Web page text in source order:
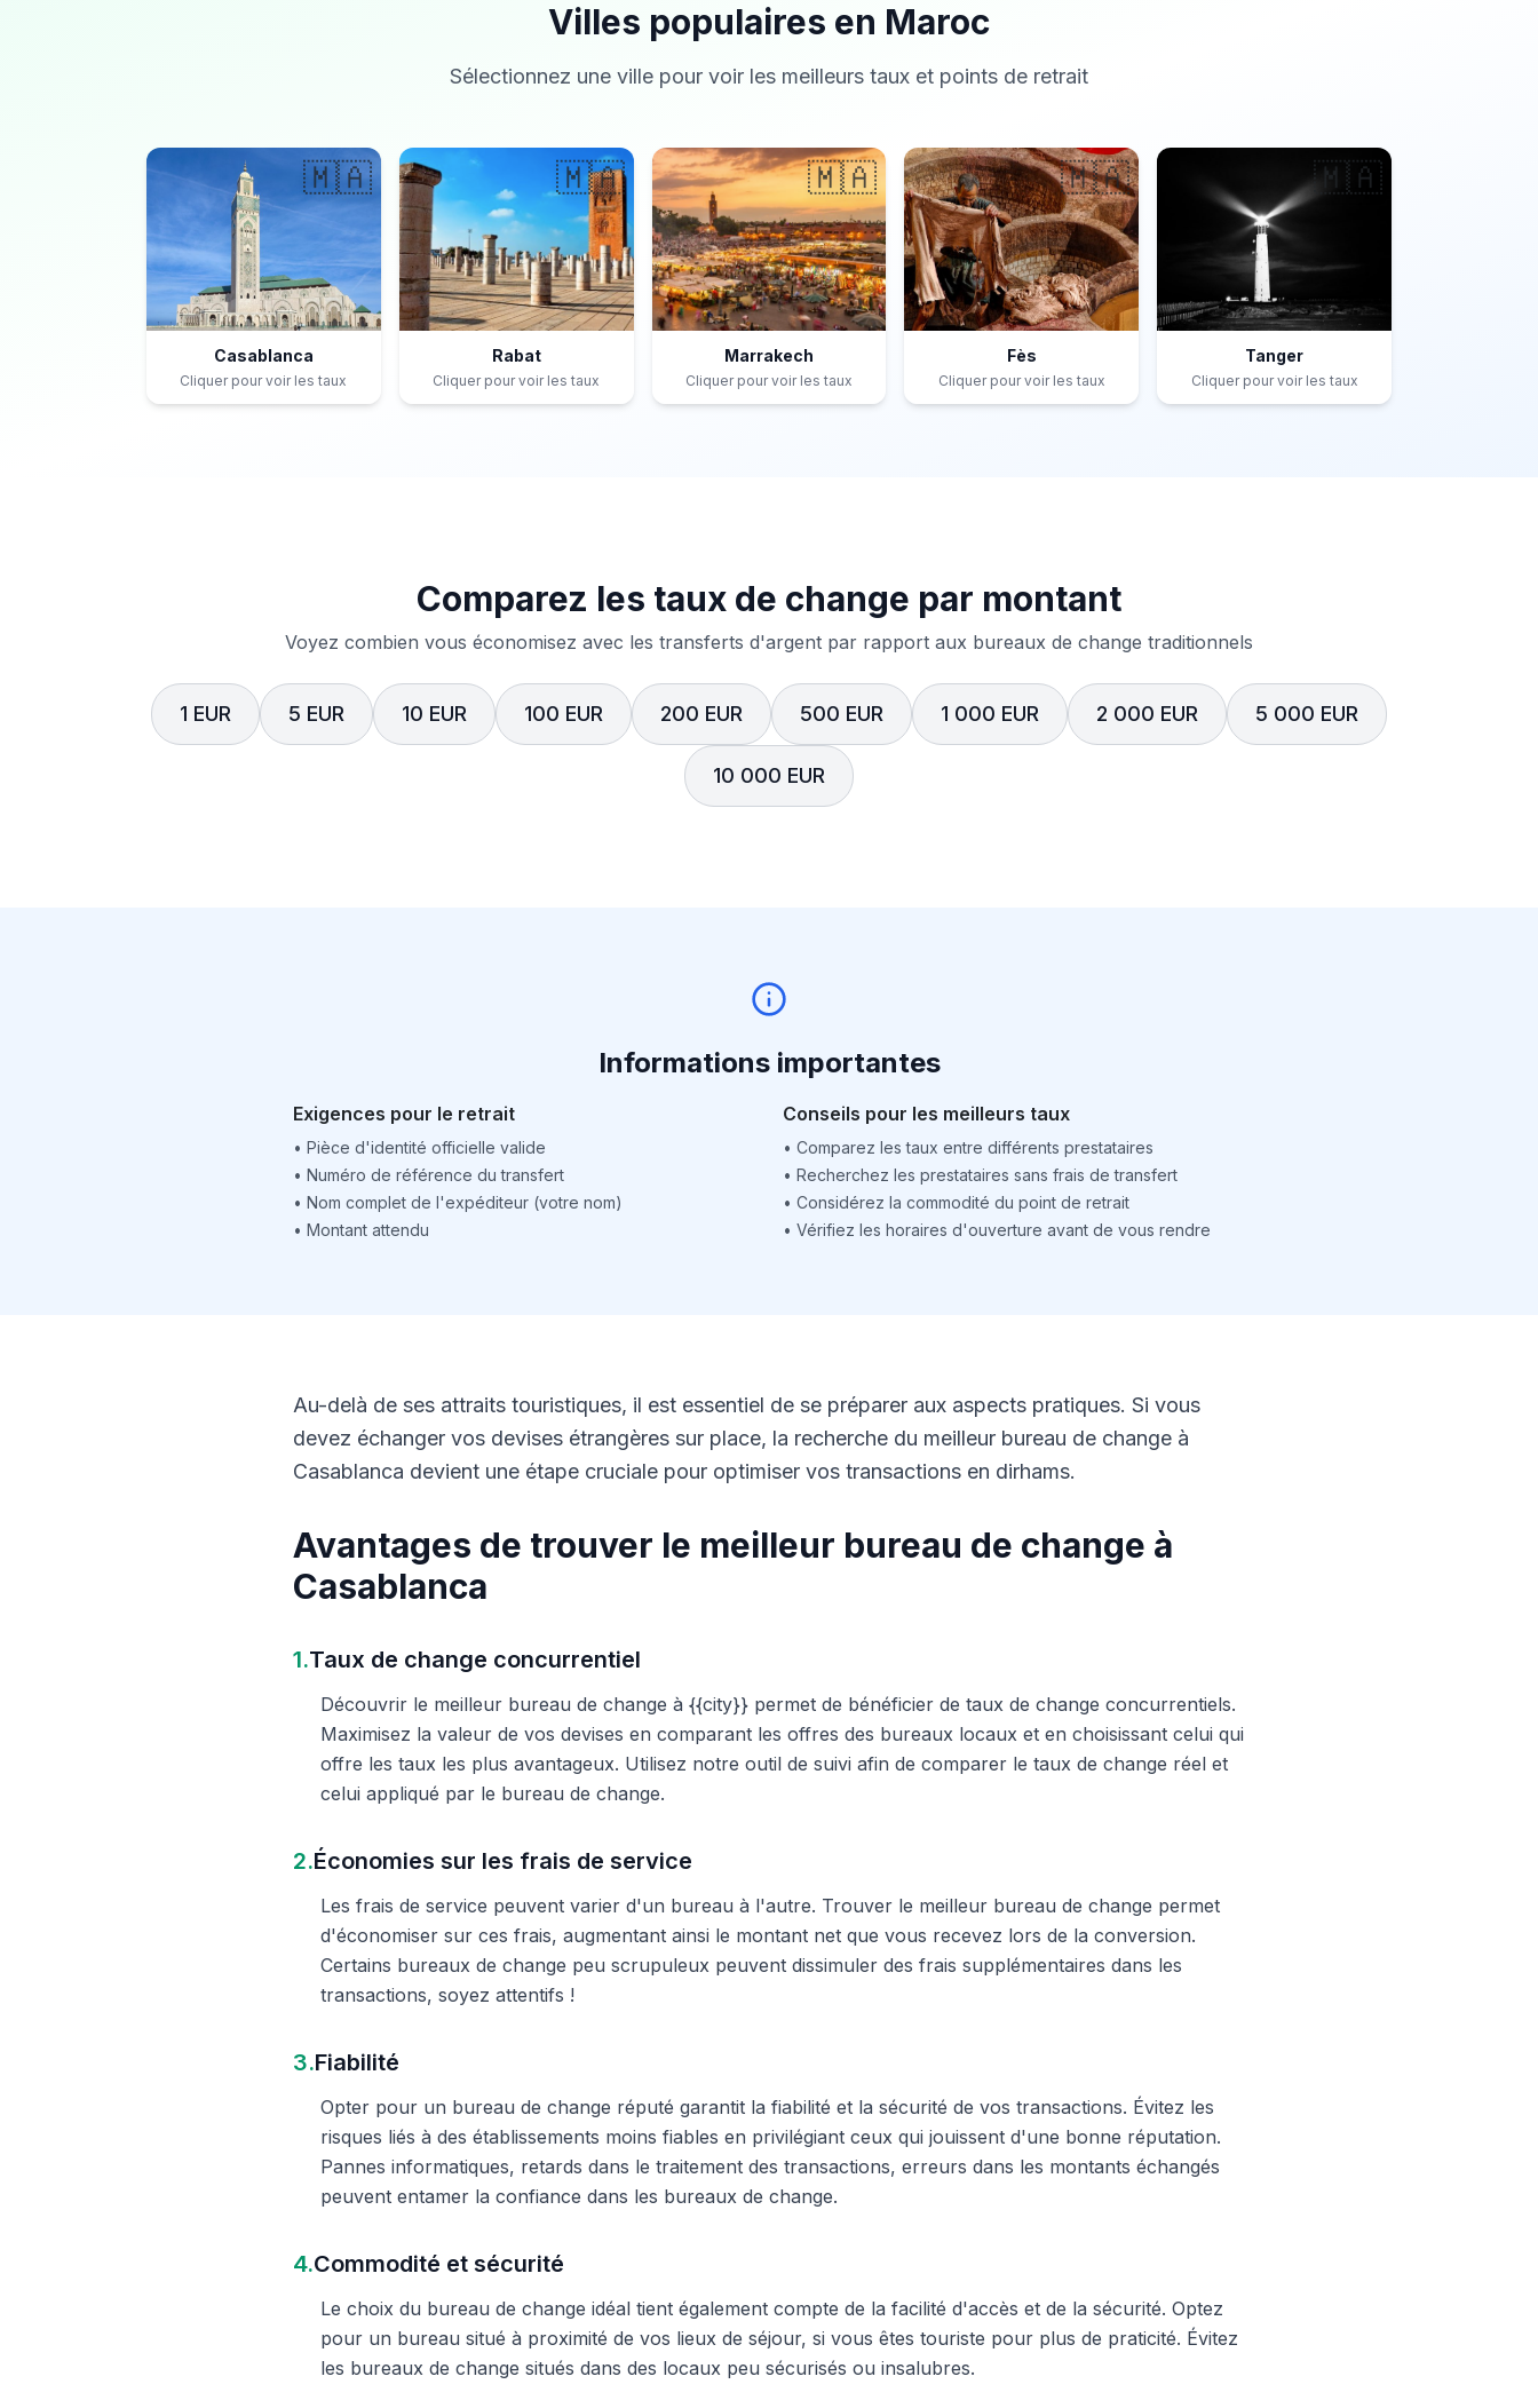
Villes populaires en Maroc
Sélectionnez une ville pour voir les meilleurs taux et points de retrait
🇲🇦
Casablanca
Cliquer pour voir les taux
🇲🇦
Rabat
Cliquer pour voir les taux
🇲🇦
Marrakech
Cliquer pour voir les taux
🇲🇦
Fès
Cliquer pour voir les taux
🇲🇦
Tanger
Cliquer pour voir les taux
Comparez les taux de change par montant
Voyez combien vous économisez avec les transferts d'argent par rapport aux bureaux de change traditionnels
1 EUR 5 EUR 10 EUR 100 EUR 200 EUR 500 EUR 1 000 EUR 2 000 EUR 5 000 EUR
10 000 EUR
Informations importantes
Exigences pour le retrait
• Pièce d'identité officielle valide
• Numéro de référence du transfert
• Nom complet de l'expéditeur (votre nom)
• Montant attendu
Conseils pour les meilleurs taux
• Comparez les taux entre différents prestataires
• Recherchez les prestataires sans frais de transfert
• Considérez la commodité du point de retrait
• Vérifiez les horaires d'ouverture avant de vous rendre
Au-delà de ses attraits touristiques, il est essentiel de se préparer aux aspects pratiques. Si vous
devez échanger vos devises étrangères sur place, la recherche du meilleur bureau de change à
Casablanca devient une étape cruciale pour optimiser vos transactions en dirhams.
Avantages de trouver le meilleur bureau de change à
Casablanca
1.Taux de change concurrentiel
Découvrir le meilleur bureau de change à {{city}} permet de bénéficier de taux de change concurrentiels.
Maximisez la valeur de vos devises en comparant les offres des bureaux locaux et en choisissant celui qui
offre les taux les plus avantageux. Utilisez notre outil de suivi afin de comparer le taux de change réel et
celui appliqué par le bureau de change.
2.Économies sur les frais de service
Les frais de service peuvent varier d'un bureau à l'autre. Trouver le meilleur bureau de change permet
d'économiser sur ces frais, augmentant ainsi le montant net que vous recevez lors de la conversion.
Certains bureaux de change peu scrupuleux peuvent dissimuler des frais supplémentaires dans les
transactions, soyez attentifs !
3.Fiabilité
Opter pour un bureau de change réputé garantit la fiabilité et la sécurité de vos transactions. Évitez les
risques liés à des établissements moins fiables en privilégiant ceux qui jouissent d'une bonne réputation.
Pannes informatiques, retards dans le traitement des transactions, erreurs dans les montants échangés
peuvent entamer la confiance dans les bureaux de change.
4.Commodité et sécurité
Le choix du bureau de change idéal tient également compte de la facilité d'accès et de la sécurité. Optez
pour un bureau situé à proximité de vos lieux de séjour, si vous êtes touriste pour plus de praticité. Évitez
les bureaux de change situés dans des locaux peu sécurisés ou insalubres.